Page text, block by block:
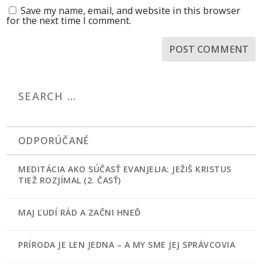
Save my name, email, and website in this browser
for the next time I comment.
ODPORÚČANÉ
MEDITÁCIA AKO SÚČASŤ EVANJELIA: JEŽIŠ KRISTUS
TIEŽ ROZJÍMAL (2. ČASŤ)
MAJ ĽUDÍ RÁD A ZAČNI HNEĎ
PRÍRODA JE LEN JEDNA – A MY SME JEJ SPRÁVCOVIA